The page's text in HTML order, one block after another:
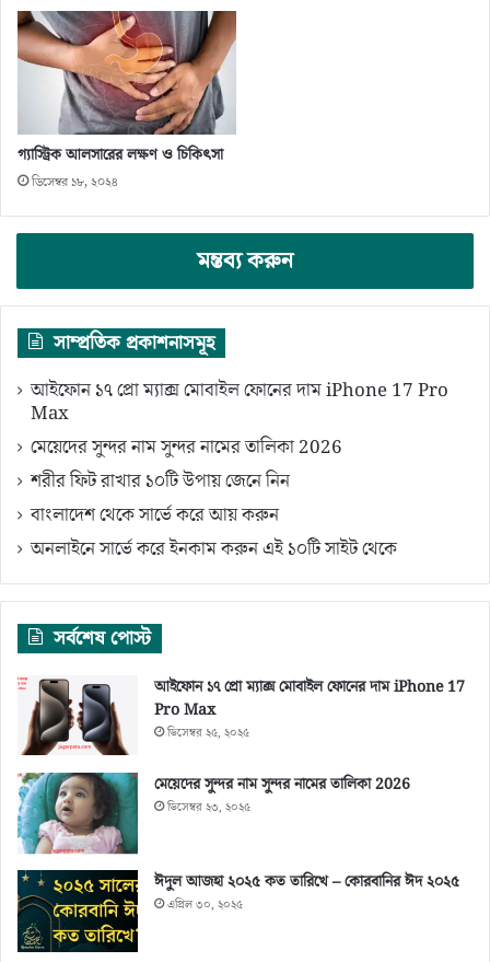
গ্যাস্ট্রিক আলসারের লক্ষণ ও চিকিৎসা
ডিসেম্বর ১৮, ২০২৪
মন্তব্য করুন
সাম্প্রতিক প্রকাশনাসমূহ
আইফোন ১৭ প্রো ম্যাক্স মোবাইল ফোনের দাম iPhone 17 Pro
Max
মেয়েদের সুন্দর নাম সুন্দর নামের তালিকা 2026
শরীর ফিট রাখার ১০টি উপায় জেনে নিন
বাংলাদেশ থেকে সার্ভে করে আয় করুন
অনলাইনে সার্ভে করে ইনকাম করুন এই ১০টি সাইট থেকে
সর্বশেষ পোস্ট
আইফোন ১৭ প্রো ম্যাক্স মোবাইল ফোনের দাম iPhone 17
Pro Max
ডিসেম্বর ২৫, ২০২৫
মেয়েদের সুন্দর নাম সুন্দর নামের তালিকা 2026
ডিসেম্বর ২৩, ২০২৫
ঈদুল আজহা ২০২৫ কত তারিখে – কোরবানির ঈদ ২০২৫
এপ্রিল ৩০, ২০২৫